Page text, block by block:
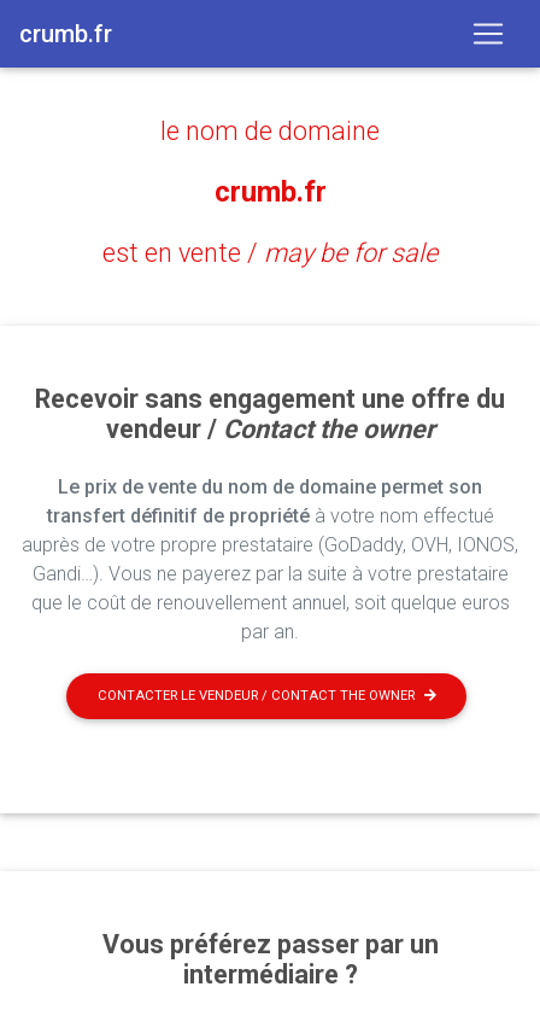
crumb.fr
le nom de domaine
crumb.fr
est en vente / may be for sale
Recevoir sans engagement une offre du
vendeur / Contact the owner
Le prix de vente du nom de domaine permet son
transfert définitif de propriétéà votre nom effectué
auprès de votre propre prestataire (GoDaddy, OVH, IONOS,
Gandi…). Vous ne payerez par la suite à votre prestataire
que le coût de renouvellement annuel, soit quelque euros
par an.
CONTACTER LE VENDEUR / CONTACT THE OWNER
Vous préférez passer par un
intermédiaire ?